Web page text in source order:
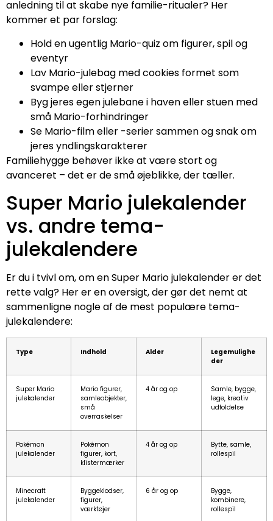
anledning til at skabe nye familie-ritualer? Her
kommer et par forslag:
Hold en ugentlig Mario-quiz om figurer, spil og
eventyr
Lav Mario-julebag med cookies formet som
svampe eller stjerner
Byg jeres egen julebane i haven eller stuen med
små Mario-forhindringer
Se Mario-film eller -serier sammen og snak om
jeres yndlingskarakterer
Familiehygge behøver ikke at være stort og
avanceret – det er de små øjeblikke, der tæller.
Super Mario julekalender
vs. andre tema-
julekalendere
Er du i tvivl om, om en Super Mario julekalender er det
rette valg? Her er en oversigt, der gør det nemt at
sammenligne nogle af de mest populære tema-
julekalendere:
Type Indhold Alder
Legemulighe
der
Super Mario
julekalender
Mario figurer,
samleobjekter,
små
overraskelser
4 år og op
Samle, bygge,
lege, kreativ
udfoldelse
Pokémon
julekalender
Pokémon
figurer, kort,
klistermærker
4 år og op
Bytte, samle,
rollespil
Minecraft
julekalender
Byggeklodser,
figurer,
værktøjer
6 år og op
Bygge,
kombinere,
rollespil